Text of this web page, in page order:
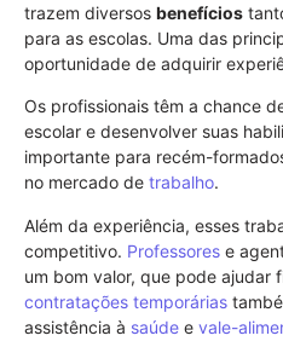
trazem diversos benefícios
para as escolas. Uma das
oportunidade de adquirir
Os profissionais têm a chance
escolar e desenvolver suas
importante para recém-
no mercado de trabalho.
Além da experiência, esses
competitivo. Professores e
um bom valor, que pode ajudar
contratações temporárias
assistência à saúde e vale-